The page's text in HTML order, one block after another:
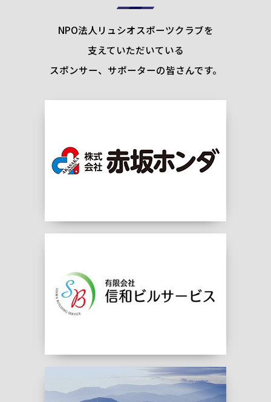
NPO法人リュシオスポーツクラブを
支えていただいている
スポンサー、サポーターの皆さんです。